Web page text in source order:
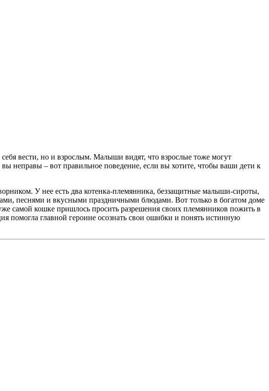
вести, но и взрослым. Малыши видят, что взрослые тоже могут
неправы – вот правильное поведение, если вы хотите, чтобы ваши дети к
У нее есть два котенка-племянника, беззащитные малыши-сироты,
песнями и вкусными праздничными блюдами. Вот только в богатом доме
самой кошке пришлось просить разрешения своих племянников пожить в
помогла главной героине осознать свои ошибки и понять истинную